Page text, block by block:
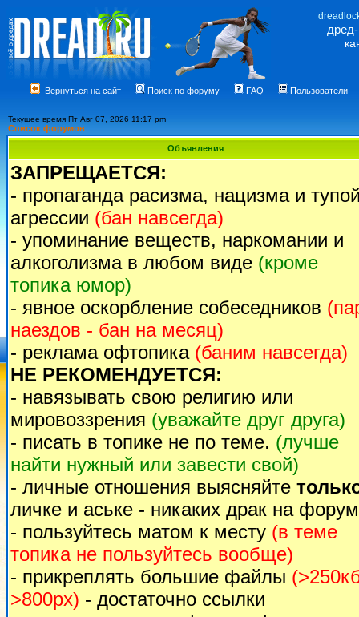
Вернуться на сайт Поиск по форуму FAQ Пользователи
Текущее время Пт Авг 07, 2026 11:17 pm
Список форумов
Объявления
ЗАПРЕЩАЕТСЯ:
- пропаганда расизма, нацизма и
агрессии (бан навсегда)
- упоминание веществ, наркомании и
алкоголизма в любом виде (кроме
топика юмор)
- явное оскорбление собеседников
наездов - бан на месяц)
- реклама офтопика (баним навсегда)
НЕ РЕКОМЕНДУЕТСЯ:
- навязывать свою религию или
мировоззрения (уважайте друг друга)
- писать в топике не по теме. (лучше
найти нужный или завести свой)
- личные отношения выясняйте
личке и аське - никаких драк на
- пользуйтесь матом к месту (в теме
топика не пользуйтесь вообще)
- прикреплять большие файлы
>800px) - достаточно ссылки